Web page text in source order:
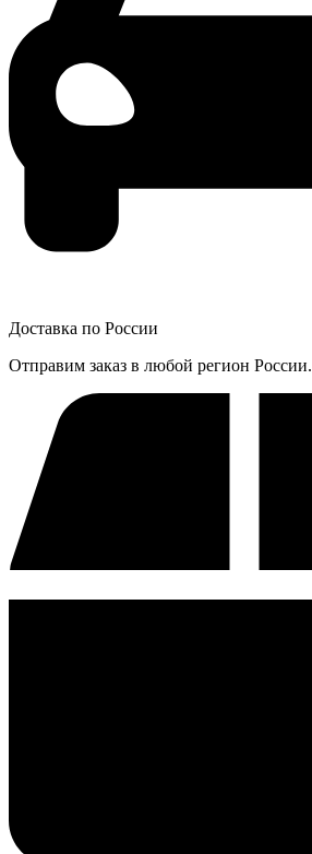
Доставка по России
Отправим заказ в любой регион России.